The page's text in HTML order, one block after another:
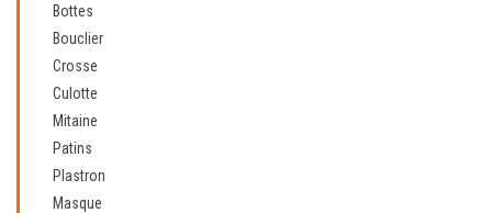
Bottes
Bouclier
Crosse
Culotte
Mitaine
Patins
Plastron
Masque